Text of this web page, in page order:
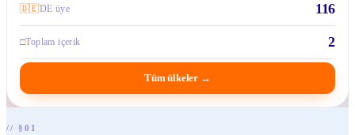
🇩🇪DE üye 116
□Toplam içerik 2
Tüm ülkeler →
// §01